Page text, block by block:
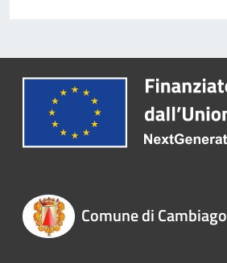
Comune di Cambiago